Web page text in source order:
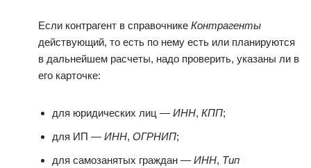
Если контрагент в справочнике Контрагенты
действующий, то есть по нему есть или планируются
в дальнейшем расчеты, надо проверить, указаны ли в
его карточке:
для юридических лиц — ИНН, КПП;
для ИП — ИНН, ОГРНИП;
для самозанятых граждан — ИНН, Тип